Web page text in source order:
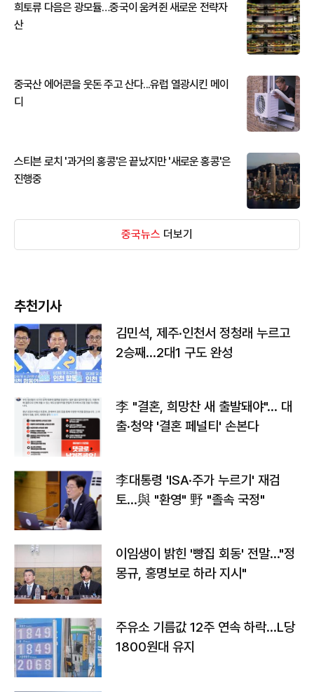
희토류 다음은 광모듈…중국이 움켜쥔 새로운 전략자
산
중국산 에어콘을 웃돈 주고 산다...유럽 열광시킨 메이
디
스티븐 로치 '과거의 홍콩'은 끝났지만 '새로운 홍콩'은
진행중
중국뉴스 더보기
추천기사
김민석, 제주·인천서 정청래 누르고
2승째…2대1 구도 완성
李 "결혼, 희망찬 새 출발돼야"… 대
출·청약 '결혼 페널티' 손본다
李대통령 'ISA·주가 누르기' 재검
토…與 "환영" 野 "졸속 국정"
이임생이 밝힌 '빵집 회동' 전말…"정
몽규, 홍명보로 하라 지시"
주유소 기름값 12주 연속 하락…L당
1800원대 유지